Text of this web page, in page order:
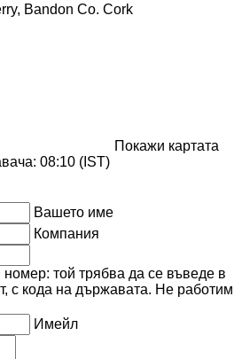
Bandon Co. Cork
Покажи картата
08:10 (IST)
Вашето име
Компания
той трябва да се въведе в
с кода на държавата. Не работим
Имейл